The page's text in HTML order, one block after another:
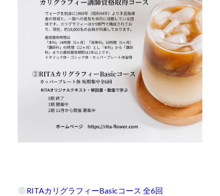
RITAカリグラフィーBasicコース 全6回